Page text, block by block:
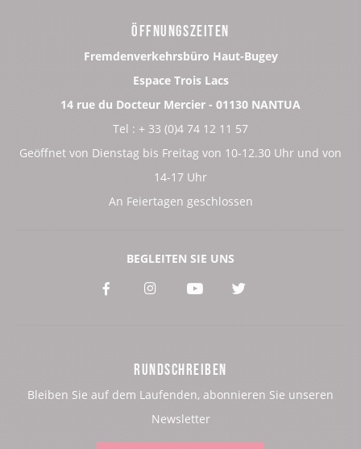
ÖFFNUNGSZEITEN
Fremdenverkehrsbüro Haut-Bugey
Espace Trois Lacs
14 rue du Docteur Mercier - 01130 NANTUA
Tel : + 33 (0)4 74 12 11 57
Geöffnet von Dienstag bis Freitag von 10-12.30 Uhr und von
14-17 Uhr
An Feiertagen geschlossen
BEGLEITEN SIE UNS
Voir
Facebook
Voir
Instagram
Voir
Youtube
Voir
RUNDSCHREIBEN
Bleiben Sie auf dem Laufenden, abonnieren Sie unseren
Newsletter